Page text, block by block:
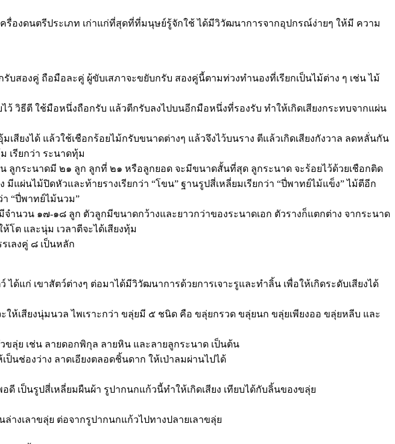
รื่องดนตรีประเภท เก่าแก่ที่สุดที่ที่มนุษย์รู้จักใช้ ได้มีวิวัฒนาการจากอุปกรณ์ง่ายๆ ให้มี ความ
องคู่ ถือมือละคู่ ผู้ขับเสภาจะขยับกรับ สองคู่นี้ตามท่วงทำนองที่เรียกเป็นไม้ต่าง ๆ เช่น ไม้
วิธีตี ใช้มือหนึ่งถือกรับ แล้วตีกรับลงไปบนอีกมือหนึ่งที่รองรับ ทำให้เกิดเสียงกระทบจากแผ่น
สียงได้ แล้วใช้เชือกร้อยไม้กรับขนาดต่างๆ แล้วจึงไว้บนราง ตีแล้วเกิดเสียงกังวาล ลดหลั่นกัน
เรียกว่า ระนาดทุ้ม
ลูกระนาดมี ๒๑ ลูก ลูกที่ ๒๑ หรือลูกยอด จะมีขนาดสั้นที่สุด ลูกระนาด จะร้อยไว้ด้วยเชือกติด
แผ่นไม้ปิดหัวและท้ายรางเรียกว่า “โขน” ฐานรูปสี่เหลี่ยมเรียกว่า “ปี่พาทย์ไม้แข็ง” ไม้ตีอีก
“ปี่พาทย์ไม้นวม”
ำนวน ๑๗-๑๘ ลูก ตัวลูกมีขนาดกว้างและยาวกว่าของระนาดเอก ตัวรางก็แตกต่าง จากระนาด
โต และนุ่ม เวลาตีจะได้เสียงทุ้ม
เลงคู่ ๘ เป็นหลัก
ด้แก่ เขาสัตว์ต่างๆ ต่อมาได้มีวิวัฒนาการด้วยการเจาะรูและทำลิ้น เพื่อให้เกิดระดับเสียงได้
ห้เสียงนุ่มนวล ไพเราะกว่า ขลุ่ยมี ๕ ชนิด คือ ขลุ่ยกรวด ขลุ่ยนก ขลุ่ยเพียงออ ขลุ่ยหลีบ และ
ลุ่ย เช่น ลายดอกพิกุล ลายหิน และลายลูกระนาด เป็นต้น
นช่องว่าง ลาดเอียงตลอดชิ้นดาก ให้เป่าลมผ่านไปได้
เป็นรูปสี่เหลี่ยมผืนผ้า รูปากนกแก้วนี้ทำให้เกิดเสียง เทียบได้กับลิ้นของขลุ่ย
างเลาขลุ่ย ต่อจากรูปากนกแก้วไปทางปลายเลาขลุ่ย